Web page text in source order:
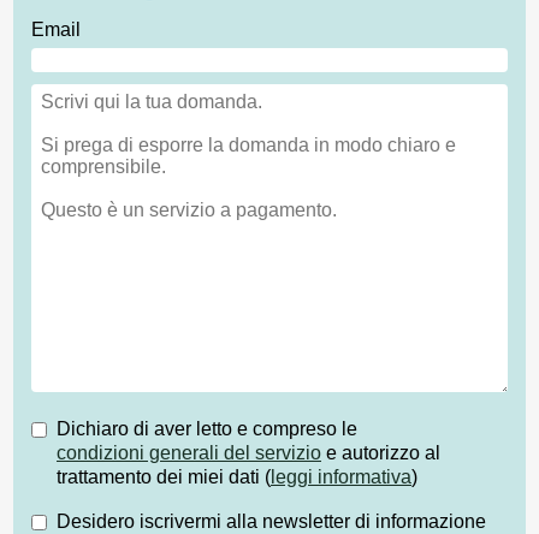
Email
Dichiaro di aver letto e compreso le
condizioni generali del servizio e autorizzo al
trattamento dei miei dati ( leggi informativa)
Desidero iscrivermi alla newsletter di informazione